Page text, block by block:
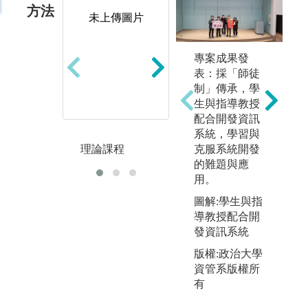
方法
未上傳圖片
理論課程
未上傳圖片
團體報告
專案成果發
表：採「師徒
制」傳承，學
生與指導教授
配合開發資訊
系統，學習與
克服系統開發
的難題與應
用。
圖解:學生與指
導教授配合開
發資訊系統
版權:政治大學
資管系版權所
有